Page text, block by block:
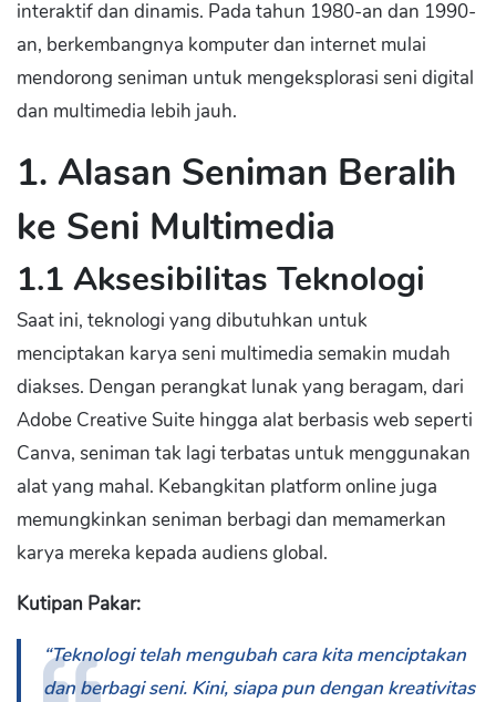
interaktif dan dinamis. Pada tahun 1980-an dan 1990-
an, berkembangnya komputer dan internet mulai
mendorong seniman untuk mengeksplorasi seni digital
dan multimedia lebih jauh.
1. Alasan Seniman Beralih
ke Seni Multimedia
1.1 Aksesibilitas Teknologi
Saat ini, teknologi yang dibutuhkan untuk
menciptakan karya seni multimedia semakin mudah
diakses. Dengan perangkat lunak yang beragam, dari
Adobe Creative Suite hingga alat berbasis web seperti
Canva, seniman tak lagi terbatas untuk menggunakan
alat yang mahal. Kebangkitan platform online juga
memungkinkan seniman berbagi dan memamerkan
karya mereka kepada audiens global.
Kutipan Pakar:
“Teknologi telah mengubah cara kita menciptakan
dan berbagi seni. Kini, siapa pun dengan kreativitas